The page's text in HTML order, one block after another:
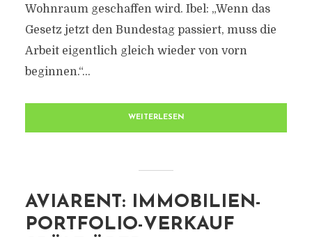
Wohnraum geschaffen wird. Ibel: „Wenn das
Gesetz jetzt den Bundestag passiert, muss die
Arbeit eigentlich gleich wieder von vorn
beginnen.“...
WEITERLESEN
AVIARENT: IMMOBILIEN-
PORTFOLIO-VERKAUF